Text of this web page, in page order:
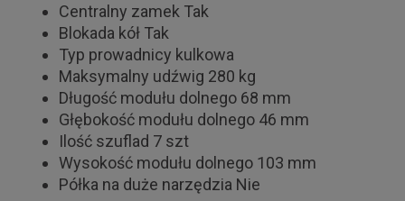
Centralny zamek Tak
Blokada kół Tak
Typ prowadnicy kulkowa
Maksymalny udźwig 280 kg
Długość modułu dolnego 68 mm
Głębokość modułu dolnego 46 mm
Ilość szuflad 7 szt
Wysokość modułu dolnego 103 mm
Półka na duże narzędzia Nie